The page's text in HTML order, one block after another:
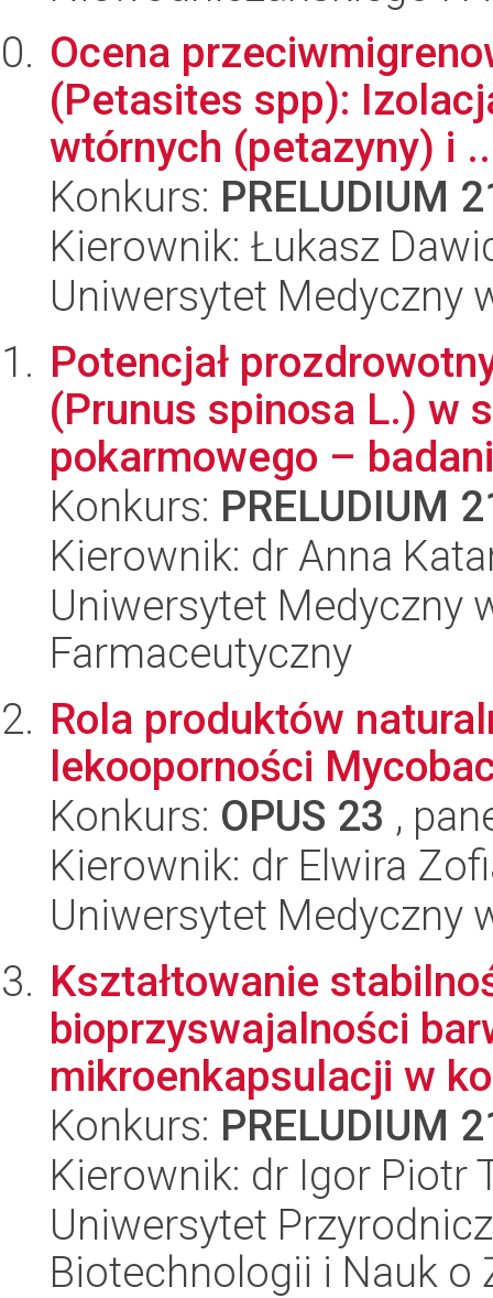
Ocena
(Petasites spp):
wtórnych (petazyny) i
Konkurs: PRELUDIUM
Kierownik: Łukasz
Uniwersytet Medyczny
Potencjał
(Prunus spinosa L.) w
pokarmowego –
Konkurs: PRELUDIUM
Kierownik: dr Anna
Uniwersytet Medyczny
Farmaceutyczny
Rola produktów
lekooporności
Konkurs: OPUS 23 ,
Kierownik: dr Elwira
Uniwersytet Medyczny
Kształtowanie
bioprzyswajalności
mikroenkapsulacji w
Konkurs: PRELUDIUM
Kierownik: dr Igor Piotr
Uniwersytet
Biotechnologii i Nauk o